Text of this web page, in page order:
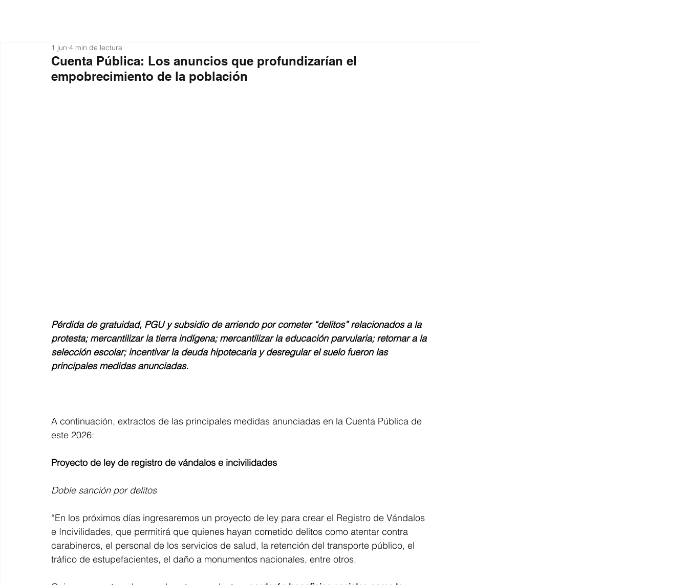
Cuenta Pública: Los anuncios que profundizarían el
empobrecimiento de la población
1 jun 4 min de lectura
Pérdida de gratuidad, PGU y subsidio de arriendo por cometer “delitos” relacionados a la
protesta; mercantilizar la tierra indígena; mercantilizar la educación parvularia; retornar a la
selección escolar; incentivar la deuda hipotecaria y desregular el suelo fueron las
principales medidas anunciadas.
A continuación, extractos de las principales medidas anunciadas en la Cuenta Pública de
este 2026:
Proyecto de ley de registro de vándalos e incivilidades
Doble sanción por delitos
“En los próximos días ingresaremos un proyecto de ley para crear el Registro de Vándalos
e Incivilidades, que permitirá que quienes hayan cometido delitos como atentar contra
carabineros, el personal de los servicios de salud, la retención del transporte público, el
tráfico de estupefacientes, el daño a monumentos nacionales, entre otros.